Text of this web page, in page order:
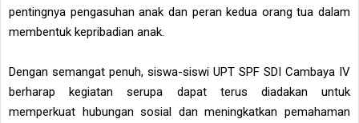
pentingnya pengasuhan anak dan peran kedua orang tua dalam
membentuk kepribadian anak.
Dengan semangat penuh, siswa-siswi UPT SPF SDI Cambaya IV
berharap kegiatan serupa dapat terus diadakan untuk
memperkuat hubungan sosial dan meningkatkan pemahaman